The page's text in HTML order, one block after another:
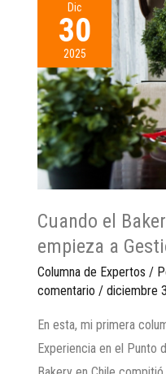
Dic
30
2025
Cuando el
empieza a
Columna de Expertos /
comentario / diciembre
En esta, mi primera
Experiencia en el Punto